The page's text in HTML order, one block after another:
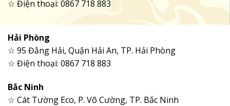
☆ Điện thoại: 0867 718 883
Hải Phòng
☆ 95 Đằng Hải, Quận Hải An, TP. Hải Phòng
☆ Điện thoại: 0867 718 883
Bắc Ninh
☆ Cát Tường Eco, P. Võ Cường, TP. Bắc Ninh